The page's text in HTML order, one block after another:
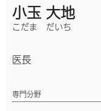
小玉 大地
こだま だいち
医長
専門分野